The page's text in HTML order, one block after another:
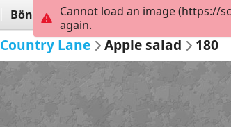
Böngészés Létrehoz
Country Lane Apple salad 180
Cannot load an image (https://
again.